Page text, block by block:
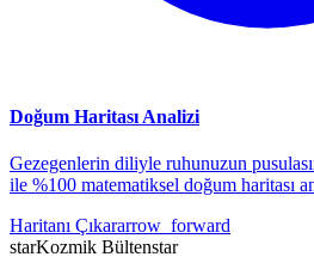
Doğum Haritası Analizi
Gezegenlerin diliyle ruhunuzun
ile %100 matematiksel doğum haritası
Haritanı Çıkararrow_forward
starKozmik Bültenstar